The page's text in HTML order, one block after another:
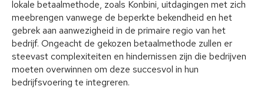
lokale betaalmethode, zoals Konbini, uitdagingen met zich
meebrengen vanwege de beperkte bekendheid en het
gebrek aan aanwezigheid in de primaire regio van het
bedrijf. Ongeacht de gekozen betaalmethode zullen er
steevast complexiteiten en hindernissen zijn die bedrijven
moeten overwinnen om deze succesvol in hun
bedrijfsvoering te integreren.